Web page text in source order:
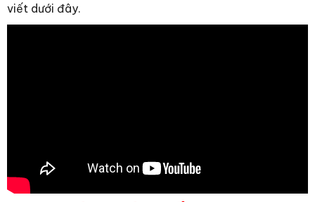
viết dưới đây.